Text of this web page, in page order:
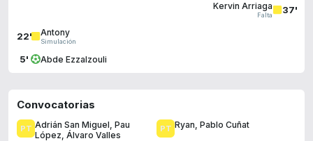
37'
Kervin Arriaga
Falta
22' Antony
Simulación
5' Abde Ezzalzouli
Convocatorias
Adrián San Miguel, Pau
López, Álvaro Valles
Ryan, Pablo Cuñat